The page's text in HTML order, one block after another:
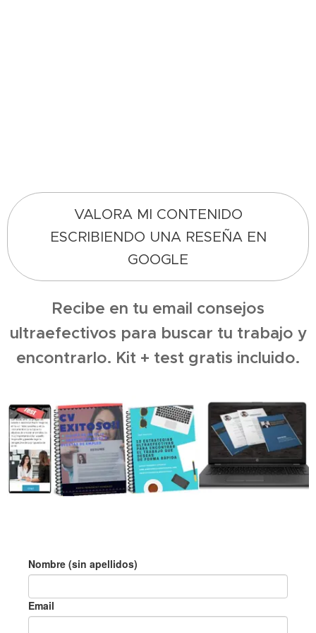
VALORA MI CONTENIDO
ESCRIBIENDO UNA RESEÑA EN
GOOGLE
Recibe en tu email consejos
ultraefectivos para buscar tu trabajo y
encontrarlo. Kit + test gratis incluido.